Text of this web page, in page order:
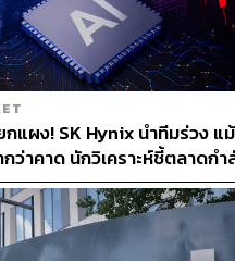
ราพึงพอใจทั้ง 2 ฝ่าย” เจ้าขอ
ควักเงิน 1.2 พันล้านบาท
32,420 ล้านบาท เข้าซื้อกิจกา
กแผง! SK Hynix นำทีมร่วง แ
ว่าคาด นักวิเคราะห์ชี้ตลาดกำ